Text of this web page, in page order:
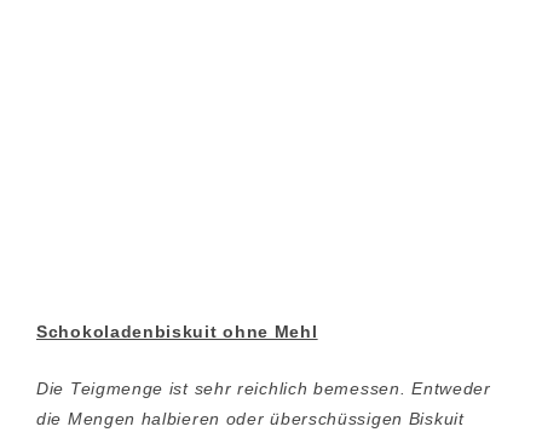
Schokoladenbiskuit ohne Mehl
Die Teigmenge ist sehr reichlich bemessen. Entweder
die Mengen halbieren oder überschüssigen Biskuit